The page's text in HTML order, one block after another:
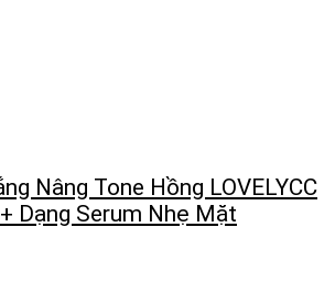
Nâng Tone Hồng LOVELYCC
Dạng Serum Nhẹ Mặt